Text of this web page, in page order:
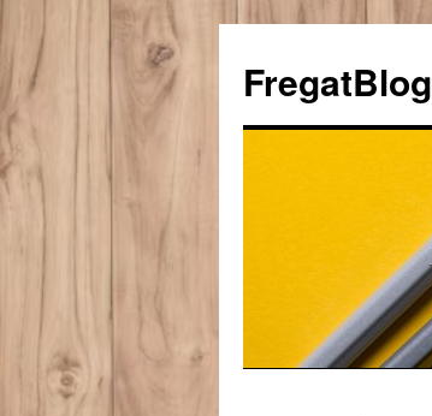
FregatBlog